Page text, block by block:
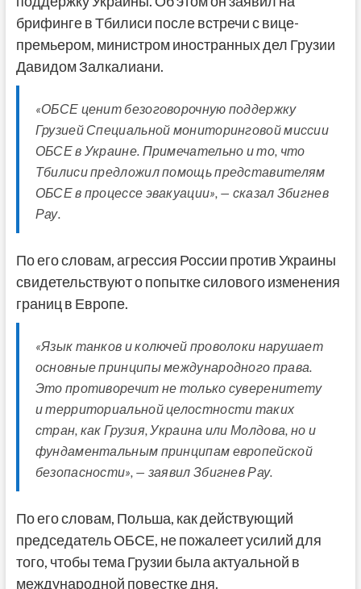
брифинге в Тбилиси после встречи с вице-
премьером, министром иностранных дел Грузии
Давидом Залкалиани.
«ОБСЕ ценит безоговорочную поддержку
Грузией Специальной мониторинговой миссии
ОБСЕ в Украине. Примечательно и то, что
Тбилиси предложил помощь представителям
ОБСЕ в процессе эвакуации», — сказал Збигнев
Рау.
По его словам, агрессия России против Украины
свидетельствуют о попытке силового изменения
границ в Европе.
«Язык танков и колючей проволоки нарушает
основные принципы международного права.
Это противоречит не только суверенитету
и территориальной целостности таких
стран, как Грузия, Украина или Молдова, но и
фундаментальным принципам европейской
безопасности», — заявил Збигнев Рау.
По его словам, Польша, как действующий
председатель ОБСЕ, не пожалеет усилий для
того, чтобы тема Грузии была актуальной в
международной повестке дня.